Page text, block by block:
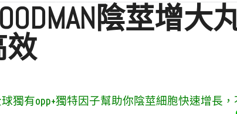
陰莖增大
效
獨有opp+獨特因子幫助你陰莖細胞快速增長